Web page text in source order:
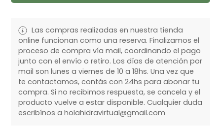
Las compras realizadas en nuestra tienda
online funcionan como una reserva. Finalizamos el
proceso de compra vía mail, coordinando el pago
junto con el envío o retiro. Los días de atención por
mail son lunes a viernes de 10 a 18hs. Una vez que
te contactamos, contás con 24hs para abonar tu
compra. Si no recibimos respuesta, se cancela y el
producto vuelve a estar disponible. Cualquier duda
escribínos a holahidravirtual@gmail.com